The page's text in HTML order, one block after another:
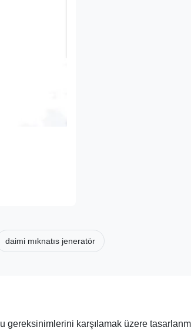
daimi mıknatıs jeneratör
gereksinimlerini karşılamak üzere